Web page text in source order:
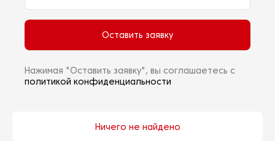
Оставить заявку
Нажимая "Оставить заявку", вы соглашаетесь с
политикой конфиденциальности
Ничего не найдено